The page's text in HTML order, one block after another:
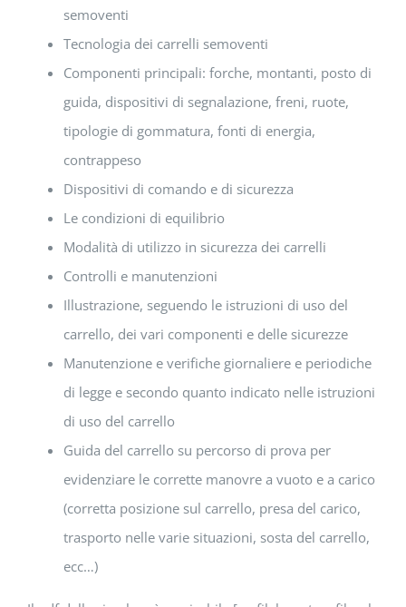
semoventi
Tecnologia dei carrelli semoventi
Componenti principali: forche, montanti, posto di
guida, dispositivi di segnalazione, freni, ruote,
tipologie di gommatura, fonti di energia,
contrappeso
Dispositivi di comando e di sicurezza
Le condizioni di equilibrio
Modalità di utilizzo in sicurezza dei carrelli
Controlli e manutenzioni
Illustrazione, seguendo le istruzioni di uso del
carrello, dei vari componenti e delle sicurezze
Manutenzione e verifiche giornaliere e periodiche
di legge e secondo quanto indicato nelle istruzioni
di uso del carrello
Guida del carrello su percorso di prova per
evidenziare le corrette manovre a vuoto e a carico
(corretta posizione sul carrello, presa del carico,
trasporto nelle varie situazioni, sosta del carrello,
ecc…)